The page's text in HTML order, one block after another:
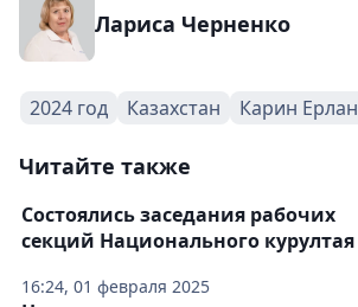
Лариса Черненко
2024 год Казахстан Карин Ерлан
Читайте также
16:24, 01 февраля 2025
Состоялись заседания рабочих
секций Национального курултая